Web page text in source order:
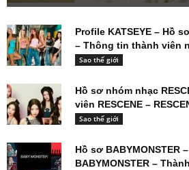
Profile KATSEYE – Hồ
– Thông tin thành viên
Sao thế giới
Hồ sơ nhóm nhạc
viên RESCENE –
Sao thế giới
Hồ sơ BABYMONSTER
BABYMONSTER –